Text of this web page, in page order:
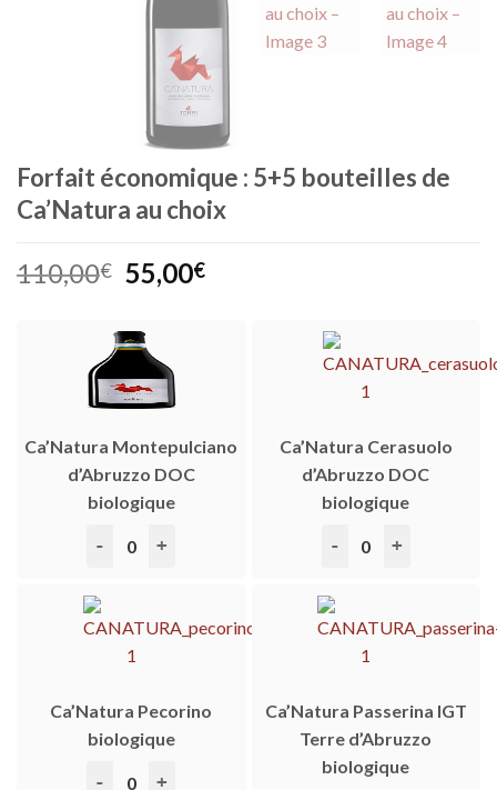
Forfait économique : 5+5 bouteilles de
Ca’Natura au choix
110,00€ Le
prix
initial
était :
110,00€.
55,00€Le
Ca’Natura Montepulciano
d’Abruzzo DOC
biologique
Ca’Natura Cerasuolo
d’Abruzzo DOC
biologique
Ca’Natura Pecorino
biologique
quantité de Ca’Natura Pecorino biologique
Ca’Natura Passerina IGT
Terre d’Abruzzo
biologique